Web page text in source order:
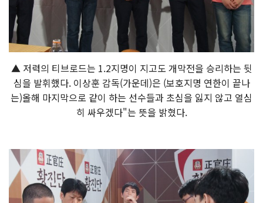
▲ 저력의 티브로드는 1.2지명이 지고도 개막전을 승리하는 뒷
심을 발휘했다. 이상훈 감독(가운데)은 (보호지명 연한이 끝나
는)올해 마지막으로 같이 하는 선수들과 초심을 잃지 않고 열심
히 싸우겠다"는 뜻을 밝혔다.